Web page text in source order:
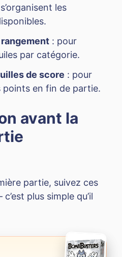
les
: pour
par catégorie.
de score : pour
points en fin de partie.
avant la
partie, suivez ces
plus simple qu’il